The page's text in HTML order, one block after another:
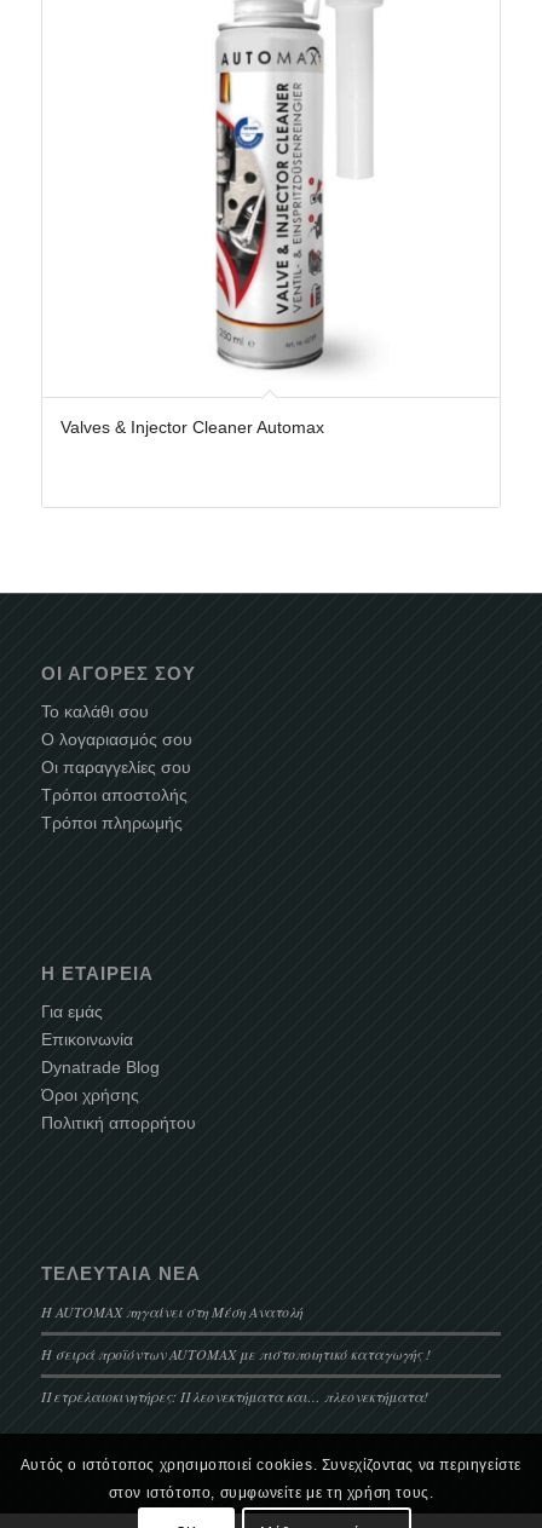
Valves & Injector Cleaner Automax
ΟΙ ΑΓΟΡΈΣ ΣΟΥ
Το καλάθι σου
Ο λογαριασμός σου
Οι παραγγελίες σου
Τρόποι αποστολής
Τρόποι πληρωμής
Η ΕΤΑΙΡΕΊΑ
Για εμάς
Επικοινωνία
Dynatrade Blog
Όροι χρήσης
Πολιτική απορρήτου
ΤΕΛΕΥΤΑΊΑ ΝΈΑ
Η AUTOMAX πηγαίνει στη Μέση Ανατολή
Η σειρά προϊόντων AUTOMAX με πιστοποιητικό καταγωγής !
Πετρελαιοκινητήρες: Πλεονεκτήματα και… πλεονεκτήματα!
Αυτός ο ιστότοπος χρησιμοποιεί cookies. Συνεχίζοντας να περιηγείστε
στον ιστότοπο, συμφωνείτε με τη χρήση τους.